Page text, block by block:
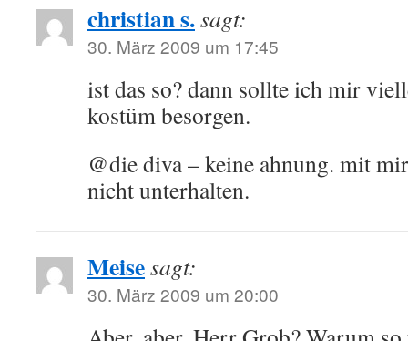
christian s.sagt:
30. März 2009 um 17:45
ist das so? dann sollte ich mir
kostüm besorgen.
@die diva – keine ahnung. mit
nicht unterhalten.
Meisesagt:
30. März 2009 um 20:00